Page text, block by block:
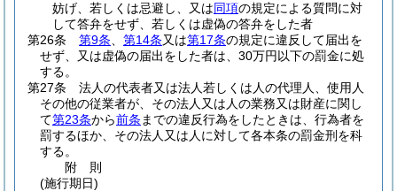
妨げ、若しくは忌避し、又は同項の規定による質問に対
して答弁をせず、若しくは虚偽の答弁をした者
第26条
第9条 第14条又は第17条の規定に違反して届出を
せず、又は虚偽の届出をした者は、30万円以下の罰金に処
する。
第27条
法人の代表者又は法人若しくは人の代理人、使用人
その他の従業者が、その法人又は人の業務又は財産に関し
て第23条から前条 までの違反行為をしたときは、行為者を
罰するほか、その法人又は人に対して各本条の罰金刑を科
する。
附 則
(施行期日)